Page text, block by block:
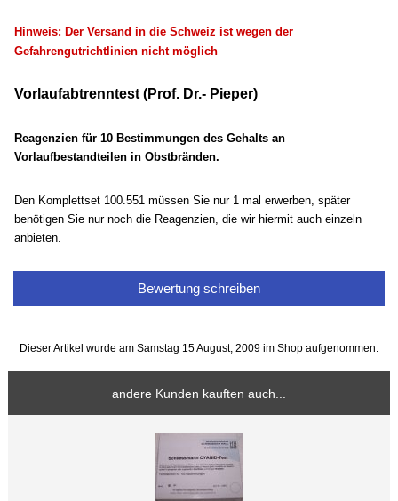
Hinweis: Der Versand in die Schweiz ist wegen der
Gefahrengutrichtlinien nicht möglich
Vorlaufabtrenntest (Prof. Dr.- Pieper)
Reagenzienfür 10 Bestimmungen des Gehalts an
Vorlaufbestandteilenin Obstbränden.
Den Komplettset 100.551 müssen Sie nur 1 mal erwerben, später
benötigen Sie nur noch die Reagenzien, die wir hiermit auch einzeln
anbieten.
Bewertung schreiben
Dieser Artikel wurde am Samstag 15 August, 2009 im Shop aufgenommen.
andere Kunden kauften auch...